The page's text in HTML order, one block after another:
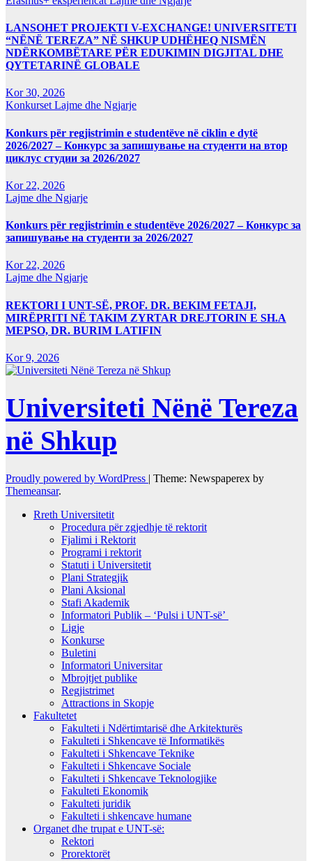
LANSOHET PROJEKTI V-EXCHANGE! UNIVERSITETI
“NËNË TEREZA” NË SHKUP UDHËHEQ NISMËN
NDËRKOMBËTARE PËR EDUKIMIN DIGJITAL DHE
QYTETARINË GLOBALE
Kor 30, 2026
Konkurset Lajme dhe Ngjarje
Konkurs për regjistrimin e studentëve në ciklin e dytë
2026/2027 – Конкурс за запишување на студенти на втор
циклус студии за 2026/2027
Kor 22, 2026
Lajme dhe Ngjarje
Konkurs për regjistrimin e studentëve 2026/2027 – Конкурс за
запишување на студенти за 2026/2027
Kor 22, 2026
Lajme dhe Ngjarje
REKTORI I UNT-SË, PROF. DR. BEKIM FETAJI,
MIRËPRITI NË TAKIM ZYRTAR DREJTORIN E SH.A
MEPSO, DR. BURIM LATIFIN
Kor 9, 2026
Universiteti Nënë Tereza
në Shkup
Proudly powered by WordPress | Theme: Newspaperex by
Themeansar.
Rreth Universitetit
Procedura për zgjedhje të rektorit
Fjalimi i Rektorit
Programi i rektorit
Statuti i Universitetit
Plani Strategjik
Plani Aksional
Stafi Akademik
Informatori Publik – ‘Pulsi i UNT-së’
Ligje
Konkurse
Buletini
Informatori Universitar
Mbrojtjet publike
Regjistrimet
Attractions in Skopje
Fakultetet
Fakulteti i Ndërtimtarisë dhe Arkitekturës
Fakulteti i Shkencave të Informatikës
Fakulteti i Shkencave Teknike
Fakulteti i Shkencave Sociale
Fakulteti i Shkencave Teknologjike
Fakulteti Ekonomik
Fakulteti juridik
Fakulteti i shkencave humane
Organet dhe trupat e UNT-së:
Rektori
Prorektorët